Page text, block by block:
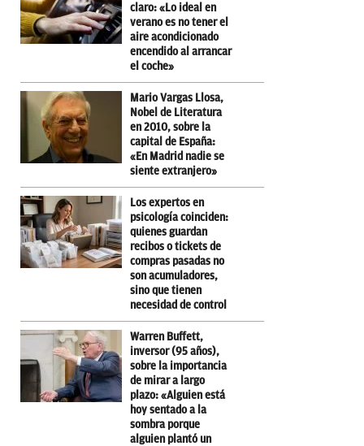
claro: «Lo ideal en
verano es no tener el
aire acondicionado
encendido al arrancar
el coche»
Mario Vargas Llosa,
Nobel de Literatura
en 2010, sobre la
capital de España:
«En Madrid nadie se
siente extranjero»
Los expertos en
psicología coinciden:
quienes guardan
recibos o tickets de
compras pasadas no
son acumuladores,
sino que tienen
necesidad de control
Warren Buffett,
inversor (95 años),
sobre la importancia
de mirar a largo
plazo: «Alguien está
hoy sentado a la
sombra porque
alguien plantó un